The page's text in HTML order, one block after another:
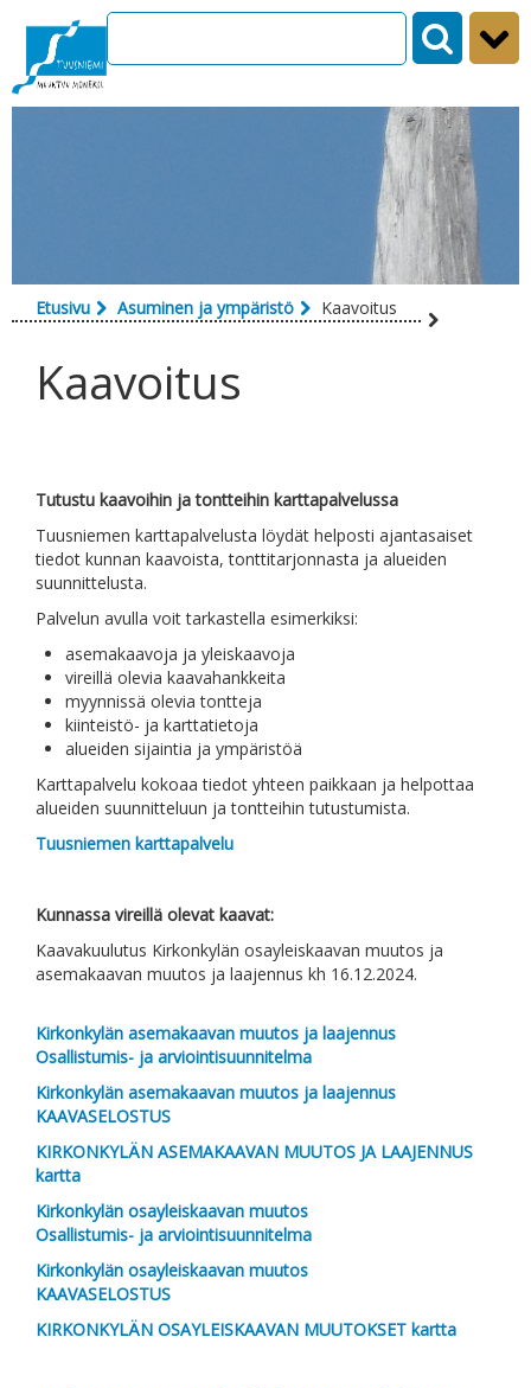
Siirry sisältöön
Etusivu Asuminen ja ympäristö Kaavoitus
Kaavoitus
Tutustu kaavoihin ja tontteihin karttapalvelussa
Tuusniemen karttapalvelusta löydät helposti ajantasaiset
tiedot kunnan kaavoista, tonttitarjonnasta ja alueiden
suunnittelusta.
Palvelun avulla voit tarkastella esimerkiksi:
asemakaavoja ja yleiskaavoja
vireillä olevia kaavahankkeita
myynnissä olevia tontteja
kiinteistö- ja karttatietoja
alueiden sijaintia ja ympäristöä
Karttapalvelu kokoaa tiedot yhteen paikkaan ja helpottaa
alueiden suunnitteluun ja tontteihin tutustumista.
Tuusniemen karttapalvelu
Kunnassa vireillä olevat kaavat:
Kaavakuulutus Kirkonkylän osayleiskaavan muutos ja
asemakaavan muutos ja laajennus kh 16.12.2024.
Kirkonkylän asemakaavan muutos ja laajennus
Osallistumis- ja arviointisuunnitelma
Kirkonkylän asemakaavan muutos ja laajennus
KAAVASELOSTUS
KIRKONKYLÄN ASEMAKAAVAN MUUTOS JA LAAJENNUS
kartta
Kirkonkylän osayleiskaavan muutos
Osallistumis- ja arviointisuunnitelma
Kirkonkylän osayleiskaavan muutos
KAAVASELOSTUS
KIRKONKYLÄN OSAYLEISKAAVAN MUUTOKSET kartta